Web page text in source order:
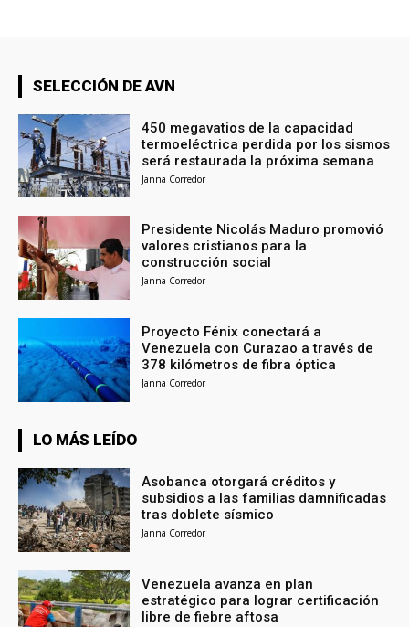
SELECCIÓN DE AVN
450 megavatios de la capacidad
termoeléctrica perdida por los sismos
será restaurada la próxima semana
Janna Corredor
Presidente Nicolás Maduro promovió
valores cristianos para la
construcción social
Janna Corredor
Proyecto Fénix conectará a
Venezuela con Curazao a través de
378 kilómetros de fibra óptica
Janna Corredor
LO MÁS LEÍDO
Asobanca otorgará créditos y
subsidios a las familias damnificadas
tras doblete sísmico
Janna Corredor
Venezuela avanza en plan
estratégico para lograr certificación
libre de fiebre aftosa